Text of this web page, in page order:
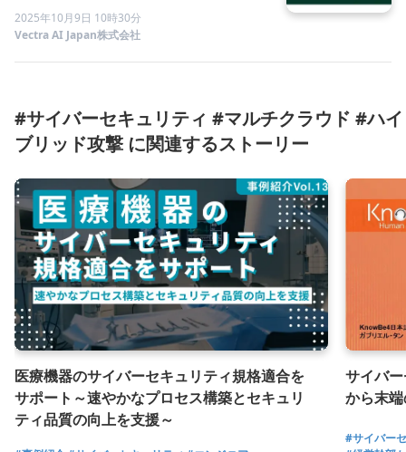
2025年10月9日 10時30分
Vectra AI Japan株式会社
#サイバーセキュリティ #マルチクラウド #ハイ
ブリッド攻撃 に関連するストーリー
医療機器のサイバーセキュリティ規格適合を
サポート～速やかなプロセス構築とセキュリ
ティ品質の向上を支援～
サイバ
から末
#サイバー